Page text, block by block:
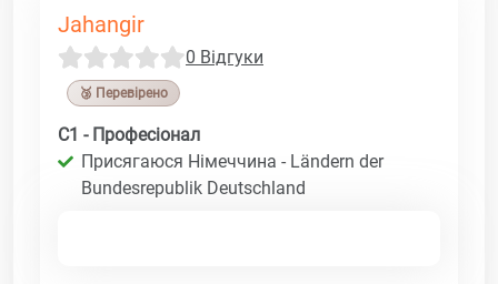
Jahangir
0 Відгуки
🥉 Перевірено
C1 - Професіонал
Присягаюся Німеччина - Ländern der
Bundesrepublik Deutschland